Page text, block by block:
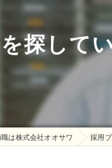
探して
は株式会社オオサワ 採用